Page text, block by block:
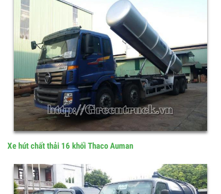
Xe hút chất thải 14 khối Hyundai HD240